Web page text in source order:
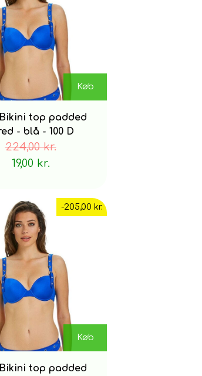
Køb
top padded
- blå - 100 D
224,00 kr.
19,00 kr.
-205,00 kr.
Køb
top padded